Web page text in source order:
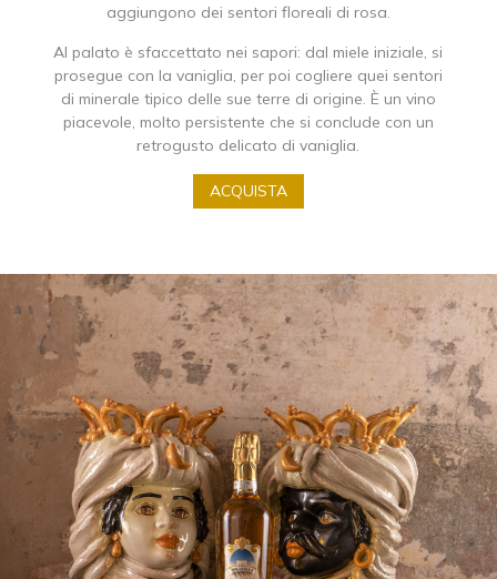
aggiungono dei sentori floreali di rosa.
Al palato è sfaccettato nei sapori: dal miele iniziale, si
prosegue con la vaniglia, per poi cogliere quei sentori
di minerale tipico delle sue terre di origine. È un vino
piacevole, molto persistente che si conclude con un
retrogusto delicato di vaniglia.
ACQUISTA